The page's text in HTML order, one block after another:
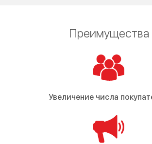
Преимущества
Увеличение числа